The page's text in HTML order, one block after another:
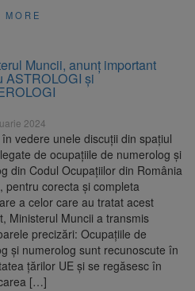
MORE
Muncii, anunț important
ASTROLOGI și
2024
vedere unele discuții din spațiul
de ocupațiile de numerolog și
din Codul Ocupațiilor din România
pentru corecta și completa
a celor care au tratat acest
Ministerul Muncii a transmis
precizări: Ocupațiile de
și numerolog sunt recunoscute în
țărilor UE și se regăsesc în
[…]